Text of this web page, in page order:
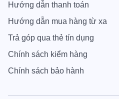
Hướng dẫn thanh toán
Hướng dẫn mua hàng từ xa
Trả góp qua thẻ tín dụng
Chính sách kiểm hàng
Chính sách bảo hành